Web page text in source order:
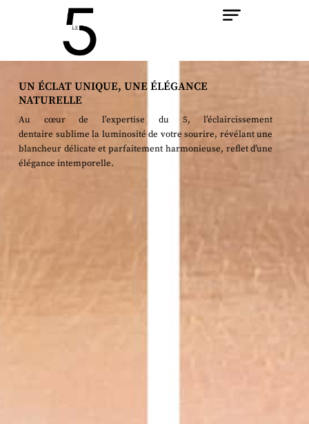
UN ÉCLAT UNIQUE, UNE ÉLÉGANCE
NATURELLE
Au cœur de l’expertise du 5, l’éclaircissement
dentaire sublime la luminosité de votre sourire, révélant une
blancheur délicate et parfaitement harmonieuse, reflet d’une
élégance intemporelle.